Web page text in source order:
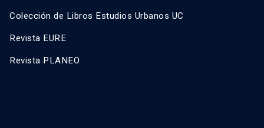
Colección de Libros Estudios Urbanos UC
Revista EURE
Revista PLANEO